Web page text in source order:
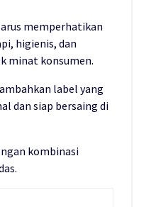
memperhatikan
higienis, dan
minat konsumen.
label yang
dan siap bersaing di
kombinasi